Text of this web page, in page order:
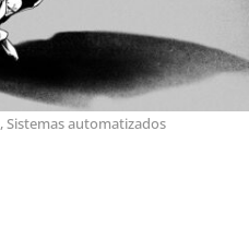
,Sistemas automatizados